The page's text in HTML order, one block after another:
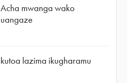
Acha mwanga wako
uangaze
kutoa lazima ikugharamu